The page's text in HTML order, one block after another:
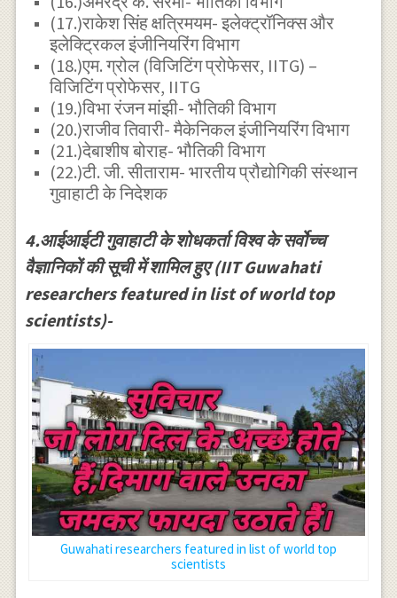
(17.)राकेश सिंह क्षत्रिमयम- इलेक्ट्रॉनिक्स और
इलेक्ट्रिकल इंजीनियरिंग विभाग
(18.)एम. ग्रोल (विजिटिंग प्रोफेसर, IITG) –
विजिटिंग प्रोफेसर, IITG
(19.)विभा रंजन मांझी- भौतिकी विभाग
(20.)राजीव तिवारी- मैकेनिकल इंजीनियरिंग विभाग
(21.)देबाशीष बोराह- भौतिकी विभाग
(22.)टी. जी. सीताराम- भारतीय प्रौद्योगिकी संस्थान
गुवाहाटी के निदेशक
4.आईआईटी गुवाहाटी के शोधकर्ता विश्व के सर्वोच्च
वैज्ञानिकों की सूची में शामिल हुए (IIT Guwahati
researchers featured in list of world top
scientists)-
Guwahati researchers featured in list of world top
scientists